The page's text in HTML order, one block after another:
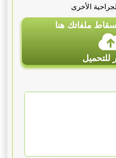
الأخرى
ملفاتك هنا
للتحميل